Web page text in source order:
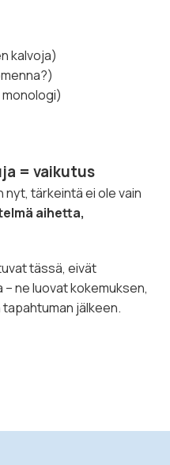
kalvoja)
= vaikutus
nyt, tärkeintä ei ole vain
aihetta,
tässä, eivät
ne luovat kokemuksen,
tapahtuman jälkeen.